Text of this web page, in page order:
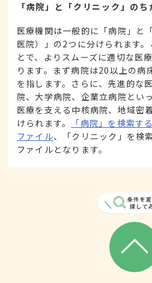
「病院」と「クリニック」の
医療機関は一般的に「病院」と
医院）」の2つに分けられます
とで、よりスムーズに適切な医
ります。まず病院は20以上の病
を指します。さらに、先進的な
院、大学病院、企業立病院とい
医療を支える中核病院、地域密
けられます。
「病院」を検索す
ファイル、「クリニック」を検
ファイルとなります。